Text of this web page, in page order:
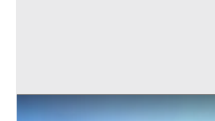
Asta Laboratorio al piano terra